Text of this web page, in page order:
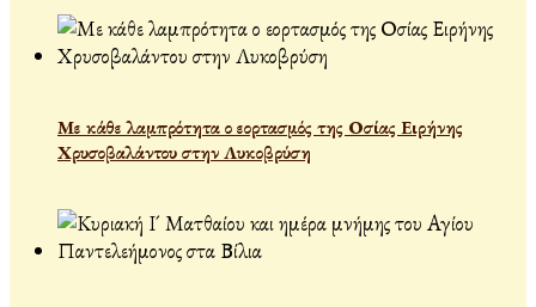
Με κάθε λαμπρότητα ο εορτασμός της Οσίας Ειρήνης
Χρυσοβαλάντου στην Λυκοβρύση